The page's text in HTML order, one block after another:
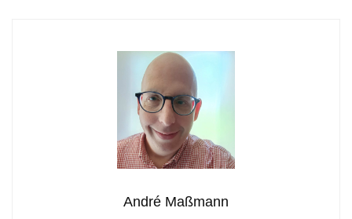
André Maßmann